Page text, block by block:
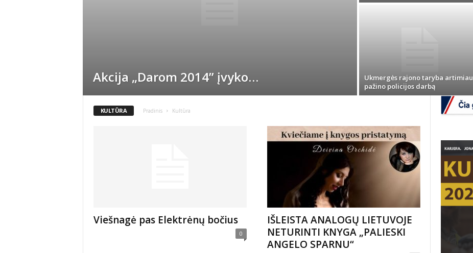
Akcija „Darom 2014” įvyko…
Ukmergės rajono taryba artimiau
pažino policijos darbą
KULTŪRA Pradinis Kultūra
Viešnagė pas Elektrėnų bočius
0
IŠLEISTA ANALOGŲ LIETUVOJE
NETURINTI KNYGA „PALIESKI
ANGELO SPARNU“